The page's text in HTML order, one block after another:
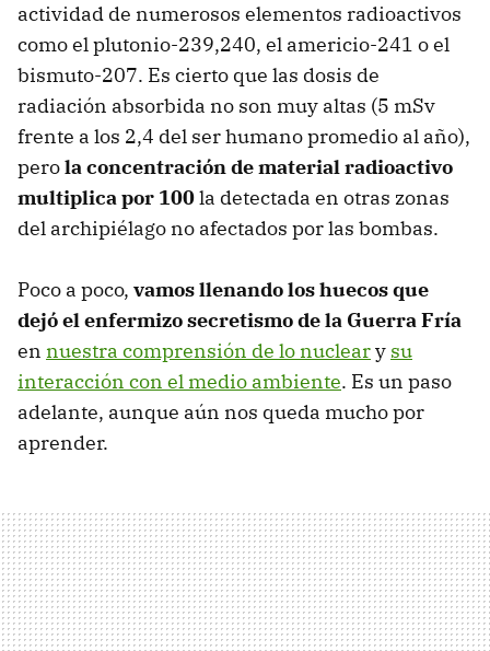
actividad de numerosos elementos radioactivos
como el plutonio-239,240, el americio-241 o el
bismuto-207. Es cierto que las dosis de
radiación absorbida no son muy altas (5 mSv
frente a los 2,4 del ser humano promedio al año),
perola concentración de material radioactivo
multiplica por 100la detectada en otras zonas
del archipiélago no afectados por las bombas.
Poco a poco, vamos llenando los huecos que
dejó el enfermizo secretismo de la Guerra Fría
en nuestra comprensión de lo nucleary su
interacción con el medio ambiente. Es un paso
adelante, aunque aún nos queda mucho por
aprender.